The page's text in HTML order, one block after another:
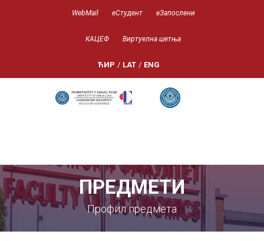
WebMail еСтудент еЗапослени
КАЦЕФ Виртуелна шетња
ЋИР / LAT / ENG
ПРЕДМЕТИ
Профил предмета